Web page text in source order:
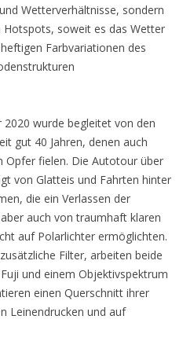
Wetterverhältnisse, sondern
Hotspots, soweit es das Wetter
Farbvariationen des
2020 wurde begleitet von den
gut 40 Jahren, denen auch
Opfer fielen. Die Autotour über
von Glatteis und Fahrten hinter
die ein Verlassen der
auch von traumhaft klaren
auf Polarlichter ermöglichten.
Filter, arbeiten beide
und einem Objektivspektrum
einen Querschnitt ihrer
Leinendrucken und auf